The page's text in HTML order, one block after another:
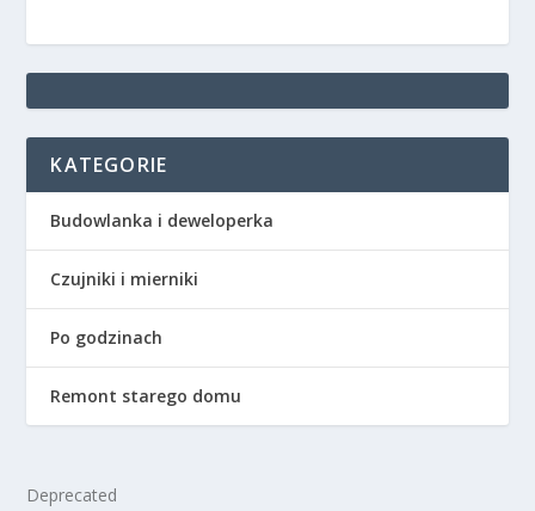
KATEGORIE
Budowlanka i deweloperka
Czujniki i mierniki
Po godzinach
Remont starego domu
Deprecated